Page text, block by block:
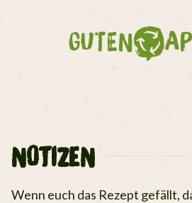
GUTEN
NOTIZEN
Wenn euch das Rezept gefällt,